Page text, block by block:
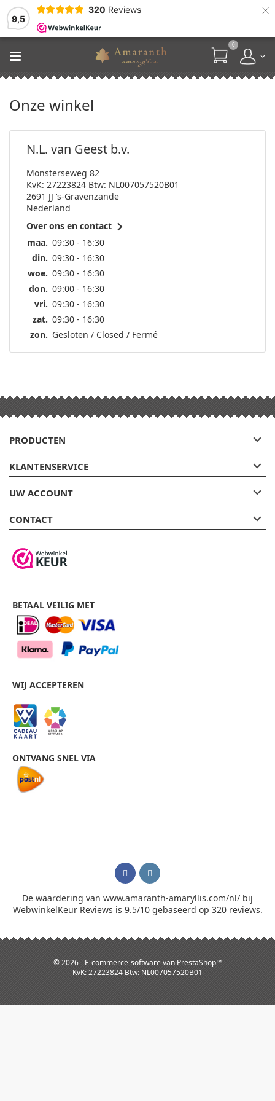
9,5
320 Reviews ×
0
Onze winkel
N.L. van Geest b.v.
Monsterseweg 82
KvK: 27223824 Btw: NL007057520B01
2691 JJ ‘s-Gravenzande
Nederland
Over ons en contact 
maa. 09:30 - 16:30
din. 09:30 - 16:30
woe. 09:30 - 16:30
don. 09:00 - 16:30
vri. 09:30 - 16:30
zat. 09:30 - 16:30
zon. Gesloten / Closed / Fermé
PRODUCTEN 
KLANTENSERVICE 
UW ACCOUNT 
CONTACT 
BETAAL VEILIG MET
WIJ ACCEPTEREN
ONTVANG SNEL VIA
De waardering van www.amaranth-amaryllis.com/nl/ bij
WebwinkelKeur Reviews is 9.5/10 gebaseerd op 320 reviews.
© 2026 - E-commerce-software van PrestaShop™
KvK: 27223824 Btw: NL007057520B01